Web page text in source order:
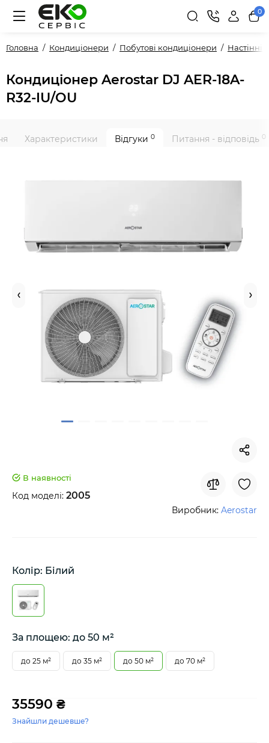
0
Головна Кондиціонери Побутові кондиціонери Настінні
Кондиціонер Aerostar DJ AER-18A-
R32-IU/OU
Характеристики Відгуки 0 Питання - відповідь 0
В наявності
Код моделі: 2005
Виробник: Aerostar
Колір: Білий
За площею: до 50 м²
до 25 м² до 35 м² до 50 м² до 70 м²
35590 ₴
Знайшли дешевше?